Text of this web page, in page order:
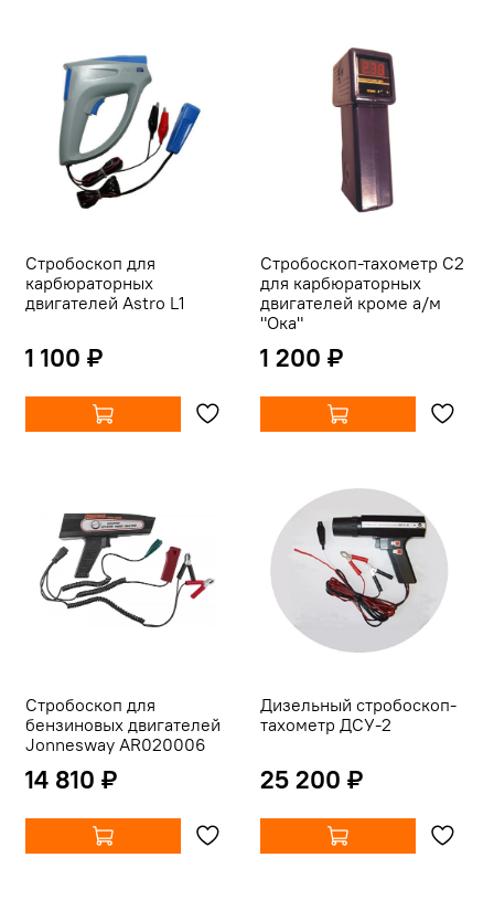
Cтробоскоп для
карбюраторных
двигателей Astro L1
1 100 ₽
Стробоскоп-тахометр С2
для карбюраторных
двигателей кроме а/м
"Ока"
1 200 ₽
Стробоскоп для
бензиновых двигателей
Jonnesway AR020006
14 810 ₽
Дизельный стробоскоп-
тахометр ДСУ-2
25 200 ₽